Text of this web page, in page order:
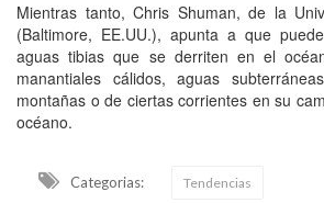
Mientras tanto, Chris Shuman, de la
(Baltimore, EE.UU.), apunta a que
aguas tibias que se derriten en el
manantiales cálidos, aguas
montañas o de ciertas corrientes en su
océano.
Categorias: Tendencias